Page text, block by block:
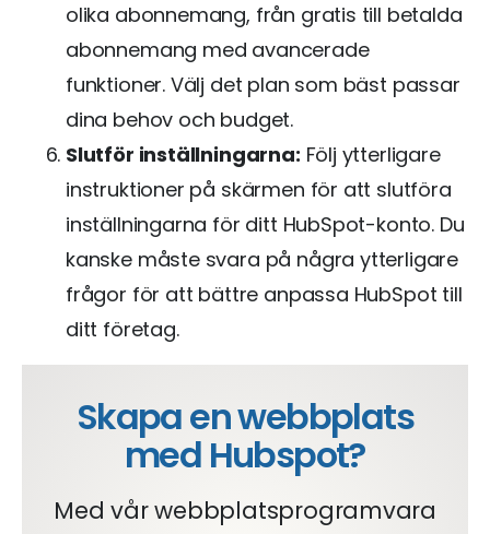
olika abonnemang, från gratis till betalda
abonnemang med avancerade
funktioner. Välj det plan som bäst passar
dina behov och budget.
Slutför inställningarna: Följ ytterligare
instruktioner på skärmen för att slutföra
inställningarna för ditt HubSpot-konto. Du
kanske måste svara på några ytterligare
frågor för att bättre anpassa HubSpot till
ditt företag.
Skapa en webbplats
med Hubspot?
Med vår webbplatsprogramvara